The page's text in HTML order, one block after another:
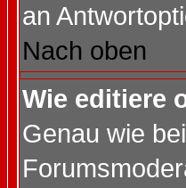
an
Nach oben
Wie editiere
Genau wie